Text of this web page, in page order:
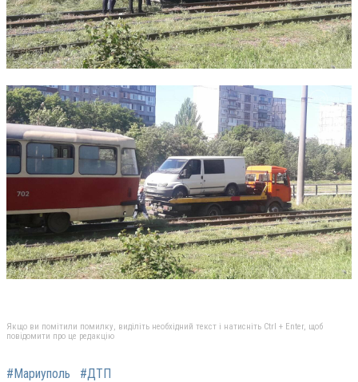
Якщо ви помітили помилку, виділіть необхідний текст і натисніть Ctrl + Enter, щоб
повідомити про це редакцію
#Мариуполь #ДТП